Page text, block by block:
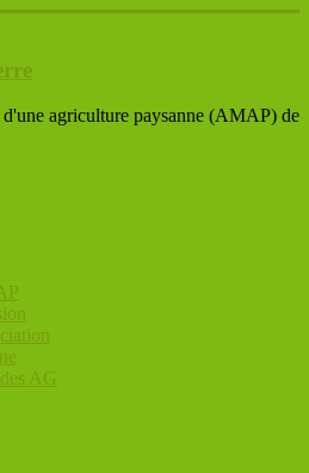
agriculture paysanne (AMAP) de
AG